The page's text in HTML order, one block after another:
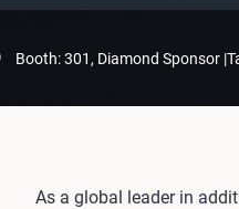
Booth: 301, Diamond Sponsor
As a global leader in